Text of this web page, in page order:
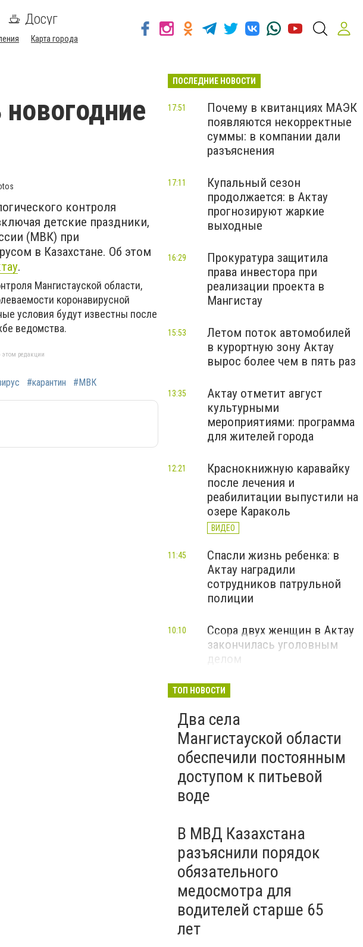
Досуг
Карта города
контроля
детские праздники,
(МВК) при
в Казахстане. Об этом
.
Мангистауской области,
коронавирусной
условия будут известны после
ведомства.
редакции
#карантин #МВК
ПОСЛЕДНИЕ НОВОСТИ
Почему в квитанциях МАЭК
появляются некорректные
суммы: в компании дали
разъяснения
17:51
Купальный сезон
продолжается: в Актау
прогнозируют жаркие
выходные
17:11
Прокуратура защитила
права инвестора при
реализации проекта в
Мангистау
16:29
Летом поток автомобилей
в курортную зону Актау
вырос более чем в пять раз
15:53
Актау отметит август
культурными
мероприятиями: программа
для жителей города
13:35
Краснокнижную каравайку
после лечения и
реабилитации выпустили на
озере Караколь
ВИДЕО
12:21
Спасли жизнь ребенка: в
Актау наградили
сотрудников патрульной
полиции
11:45
Ссора двух женщин в Актау
закончилась уголовным
делом
10:10
ТОП НОВОСТИ
Два села
Мангистауской области
обеспечили постоянным
доступом к питьевой
воде
В МВД Казахстана
разъяснили порядок
обязательного
медосмотра для
водителей старше 65
лет